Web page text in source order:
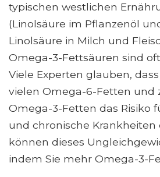
typischen westlichen
(Linolsäure im Pflanzenöl
Linolsäure in Milch und
Omega-3-Fettsäuren sind
Viele Experten glauben,
vielen Omega-6-Fetten und
Omega-3-Fetten das Risiko
und chronische Krankheiten
können dieses
indem Sie mehr Omega-3-